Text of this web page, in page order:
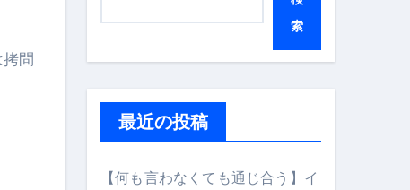
索
最近の投稿
【何も言わなくても通じ合う】イ